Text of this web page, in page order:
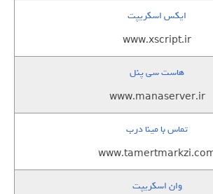
ایکس اسکریپت
www.xscript.ir
هاست سی پنل
www.manaserver.ir
تماس با مینا درب
وان اسکریپت